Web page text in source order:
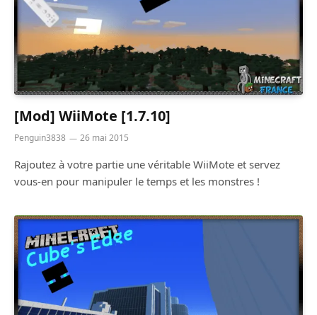
[Mod] WiiMote [1.7.10]
Penguin3838 26 mai 2015
Rajoutez à votre partie une véritable WiiMote et servez
vous-en pour manipuler le temps et les monstres !